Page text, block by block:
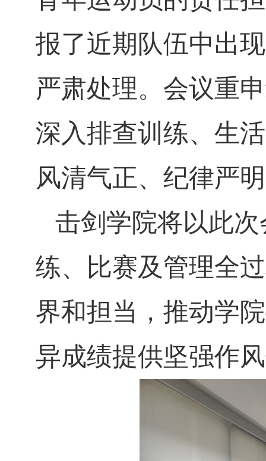
报了近期队伍中出
严肃处理。会议重
深入排查训练、生
风清气正、纪律严
击剑学院将以此次
练、比赛及管理全
界和担当，推动学
异成绩提供坚强作